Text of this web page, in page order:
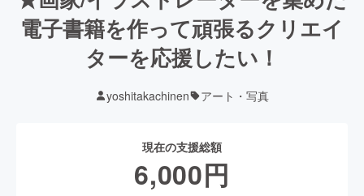
電子書籍を作って頑張るクリエイ
ターを応援したい！
yoshitakachinen アート・写真
現在の支援総額
6,000円